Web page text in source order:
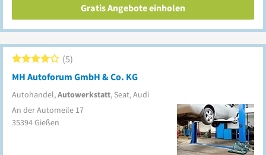
Gratis Angebote einholen
MH Autoforum GmbH & Co. KG
Autohandel,Autowerkstatt, Seat, Audi
5
An der Automeile 17
35394Gießen